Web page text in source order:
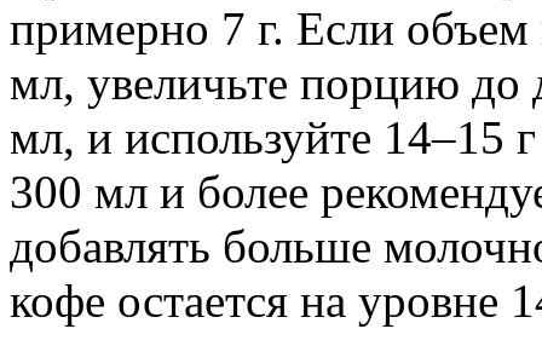
примерно 7 г. Если объем
мл, увеличьте порцию до
мл, и используйте 14–15
300 мл и более
добавлять больше
кофе остается на уровне